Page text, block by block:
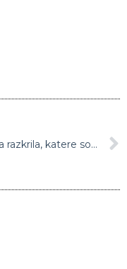
Anketa razkrila, katere so prve stvari, ki jih Slovenci načrtujejo po karanteni